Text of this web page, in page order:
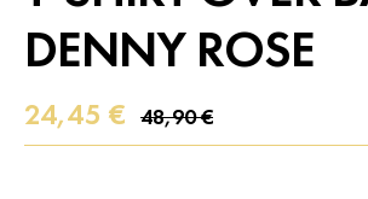
DENNY ROSE
48,90€
24,45 €